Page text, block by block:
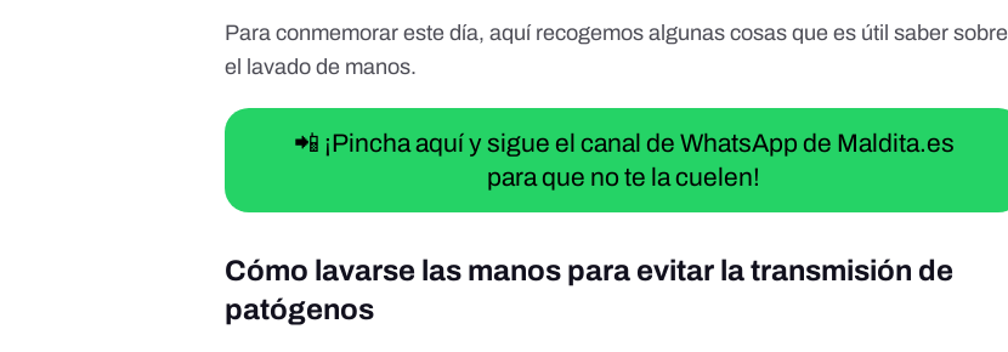
Para conmemorar este día, aquí recogemos algunas cosas que es útil saber sobre
el lavado de manos.
📲 ¡Pincha aquí y sigue el canal de WhatsApp de Maldita.es
para que no te la cuelen!
Cómo lavarse las manos para evitar la transmisión de
patógenos